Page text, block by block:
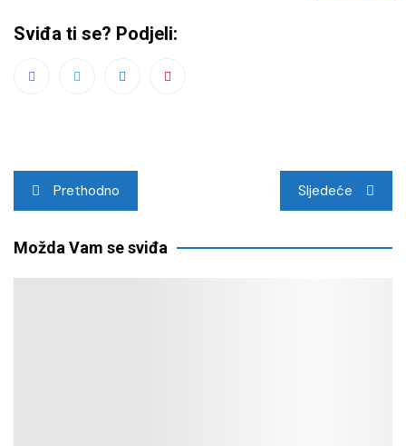
Sviđa ti se? Podjeli:
Navigacija
objava
Prethodno Sljedeće
Možda Vam se sviđa